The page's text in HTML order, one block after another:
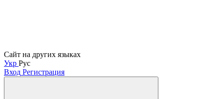
Сайт на других языках
Укр Рус
Вход Регистрация